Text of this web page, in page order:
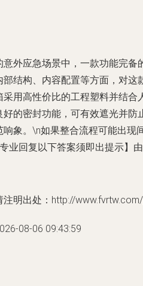
意外应急场景中，一款功能完
部结构、内容配置等方面，对这
采用高性价比的工程塑料并结
好的密封功能，可有效遮光并
响象。\n如果整合流程可能出现
业回复以下答案须即出提示】
注明出处：http://
08-06 09:43:59